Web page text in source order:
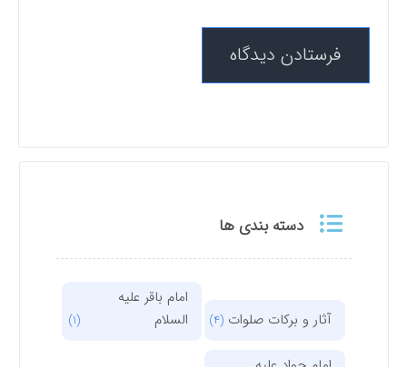
دسته بندی ها
آثار و برکات صلوات(4)
امام باقر علیه
السلام